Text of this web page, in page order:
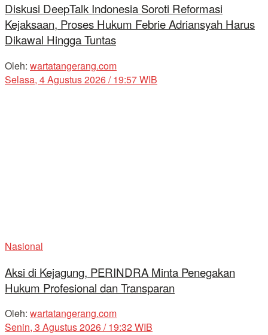
Diskusi DeepTalk Indonesia Soroti Reformasi
Kejaksaan, Proses Hukum Febrie Adriansyah Harus
Dikawal Hingga Tuntas
Oleh: wartatangerang.com
Selasa, 4 Agustus 2026 / 19:57 WIB
Nasional
Aksi di Kejagung, PERINDRA Minta Penegakan
Hukum Profesional dan Transparan
Oleh: wartatangerang.com
Senin, 3 Agustus 2026 / 19:32 WIB